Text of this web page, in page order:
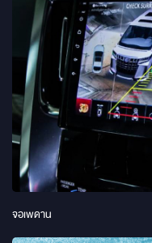
จอเพดาน